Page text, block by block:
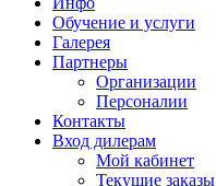
Обучение и услуги
Галерея
Партнеры
Организации
Персоналии
Контакты
Вход дилерам
Мой кабинет
Текущие заказы